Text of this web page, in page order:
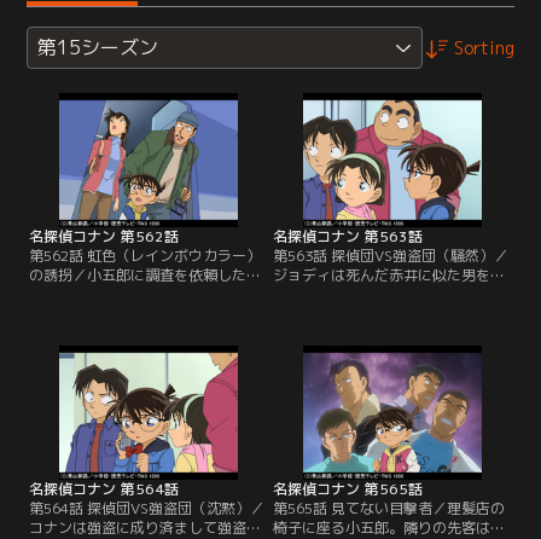
第15シーズン Sorting
名探偵コナン 第562話
第562話 虹色（レインボウカラー）
の誘拐／小五郎に調査を依頼した仁
かれていた。新たな指示が出され、
指示に従って身代金のバッグを川の
上流に落とす。すぐにコナンらは下
流を調べるが、すでに身代金は犯人
が回収した後。翌日、殺害された正
平も発見され…。
名探偵コナン 第563話
第563話 探偵団VS強盗団（騒然）／
ジョディは死んだ赤井に似た男を見
トイレに来ていたコナンらの耳にも
銃声が届く。強盗はシャッターを閉
めろと行員に命令、客は一ヵ所に集
められる。ジョディは横の客を見て
驚く。それは先ほど見た赤井に似た
男だった…。
名探偵コナン 第564話
第564話 探偵団VS強盗団（沈黙）／
コナンは強盗に成り済まして強盗の
名探偵コナン 第565話
第565話 見てない目撃者／理髪店の
椅子に座る小五郎。隣りの先客は顔